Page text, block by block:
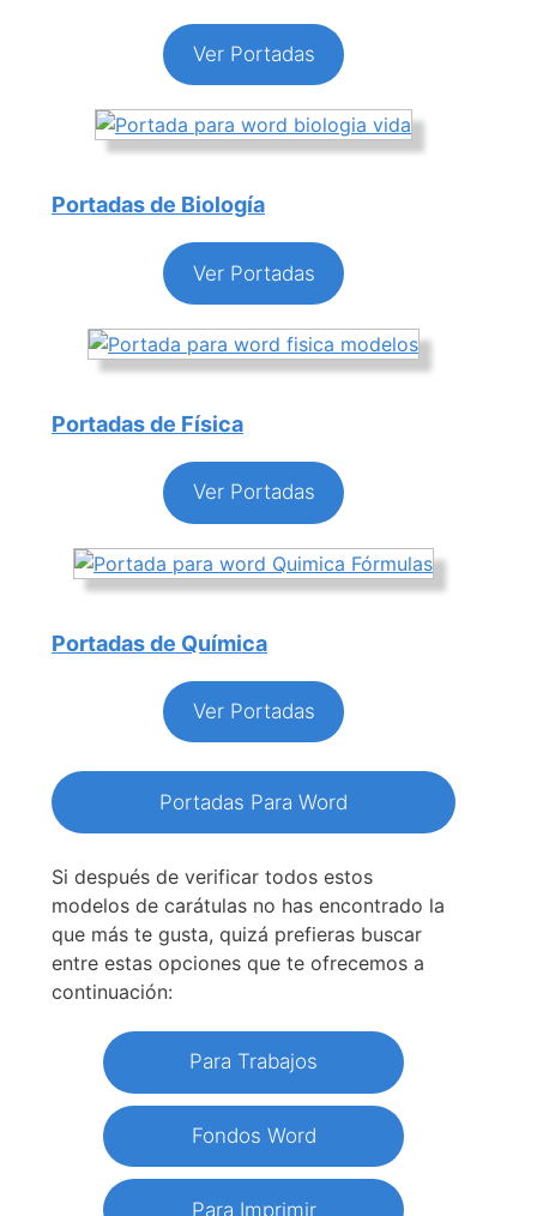
Ver Portadas
Portadas de Biología
Ver Portadas
Portadas de Física
Ver Portadas
Portadas de Química
Ver Portadas
Portadas Para Word
Si después de verificar todos estos
modelos de carátulas no has encontrado la
que más te gusta, quizá prefieras buscar
entre estas opciones que te ofrecemos a
continuación:
Para Trabajos
Fondos Word
Para Imprimir